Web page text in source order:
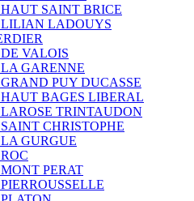
SAINT BRICE
LADOUYS
VALOIS
GARENNE
PUY DUCASSE
BAGES LIBERAL
TRINTAUDON
CHRISTOPHE
GURGUE
PERAT